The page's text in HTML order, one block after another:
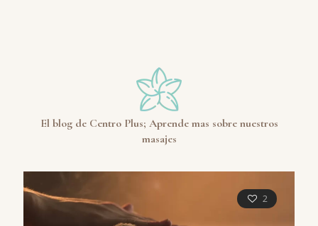
El blog de Centro Plus; Aprende mas sobre nuestros
masajes
2